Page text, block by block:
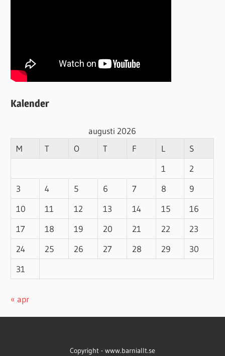
Kalender
augusti 2026
M
T O T F L
S
1
2
3
4 5 6 7 8
9
10
11 12 13 14 15
16
17
18 19 20 21 22
23
24
25 26 27 28 29
30
31
« apr